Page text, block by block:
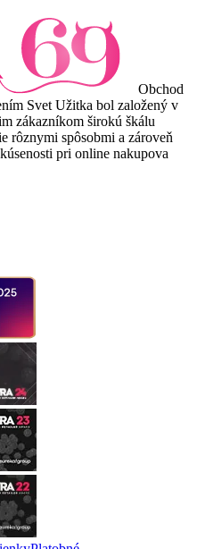
Obchod
Svet Užitka bol založený v
zákazníkom širokú škálu
rôznymi spôsobmi a zároveň
pri online nakupova